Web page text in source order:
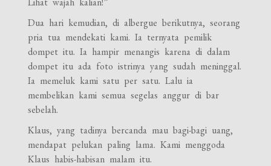
Dua hari kemudian, di albergue berikutnya, seorang
pria tua mendekati kami. Ia ternyata pemilik
dompet itu. Ia hampir menangis karena di dalam
dompet itu ada foto istrinya yang sudah meninggal.
Ia memeluk kami satu per satu. Lalu ia
membelikan kami semua segelas anggur di bar
sebelah.
Klaus, yang tadinya bercanda mau bagi-bagi uang,
mendapat pelukan paling lama. Kami menggoda
Klaus habis-habisan malam itu.